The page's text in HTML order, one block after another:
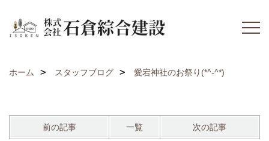
ホーム スタッフブログ 愛宕神社のお祭り(*^-^*)
前の記事 一覧 次の記事